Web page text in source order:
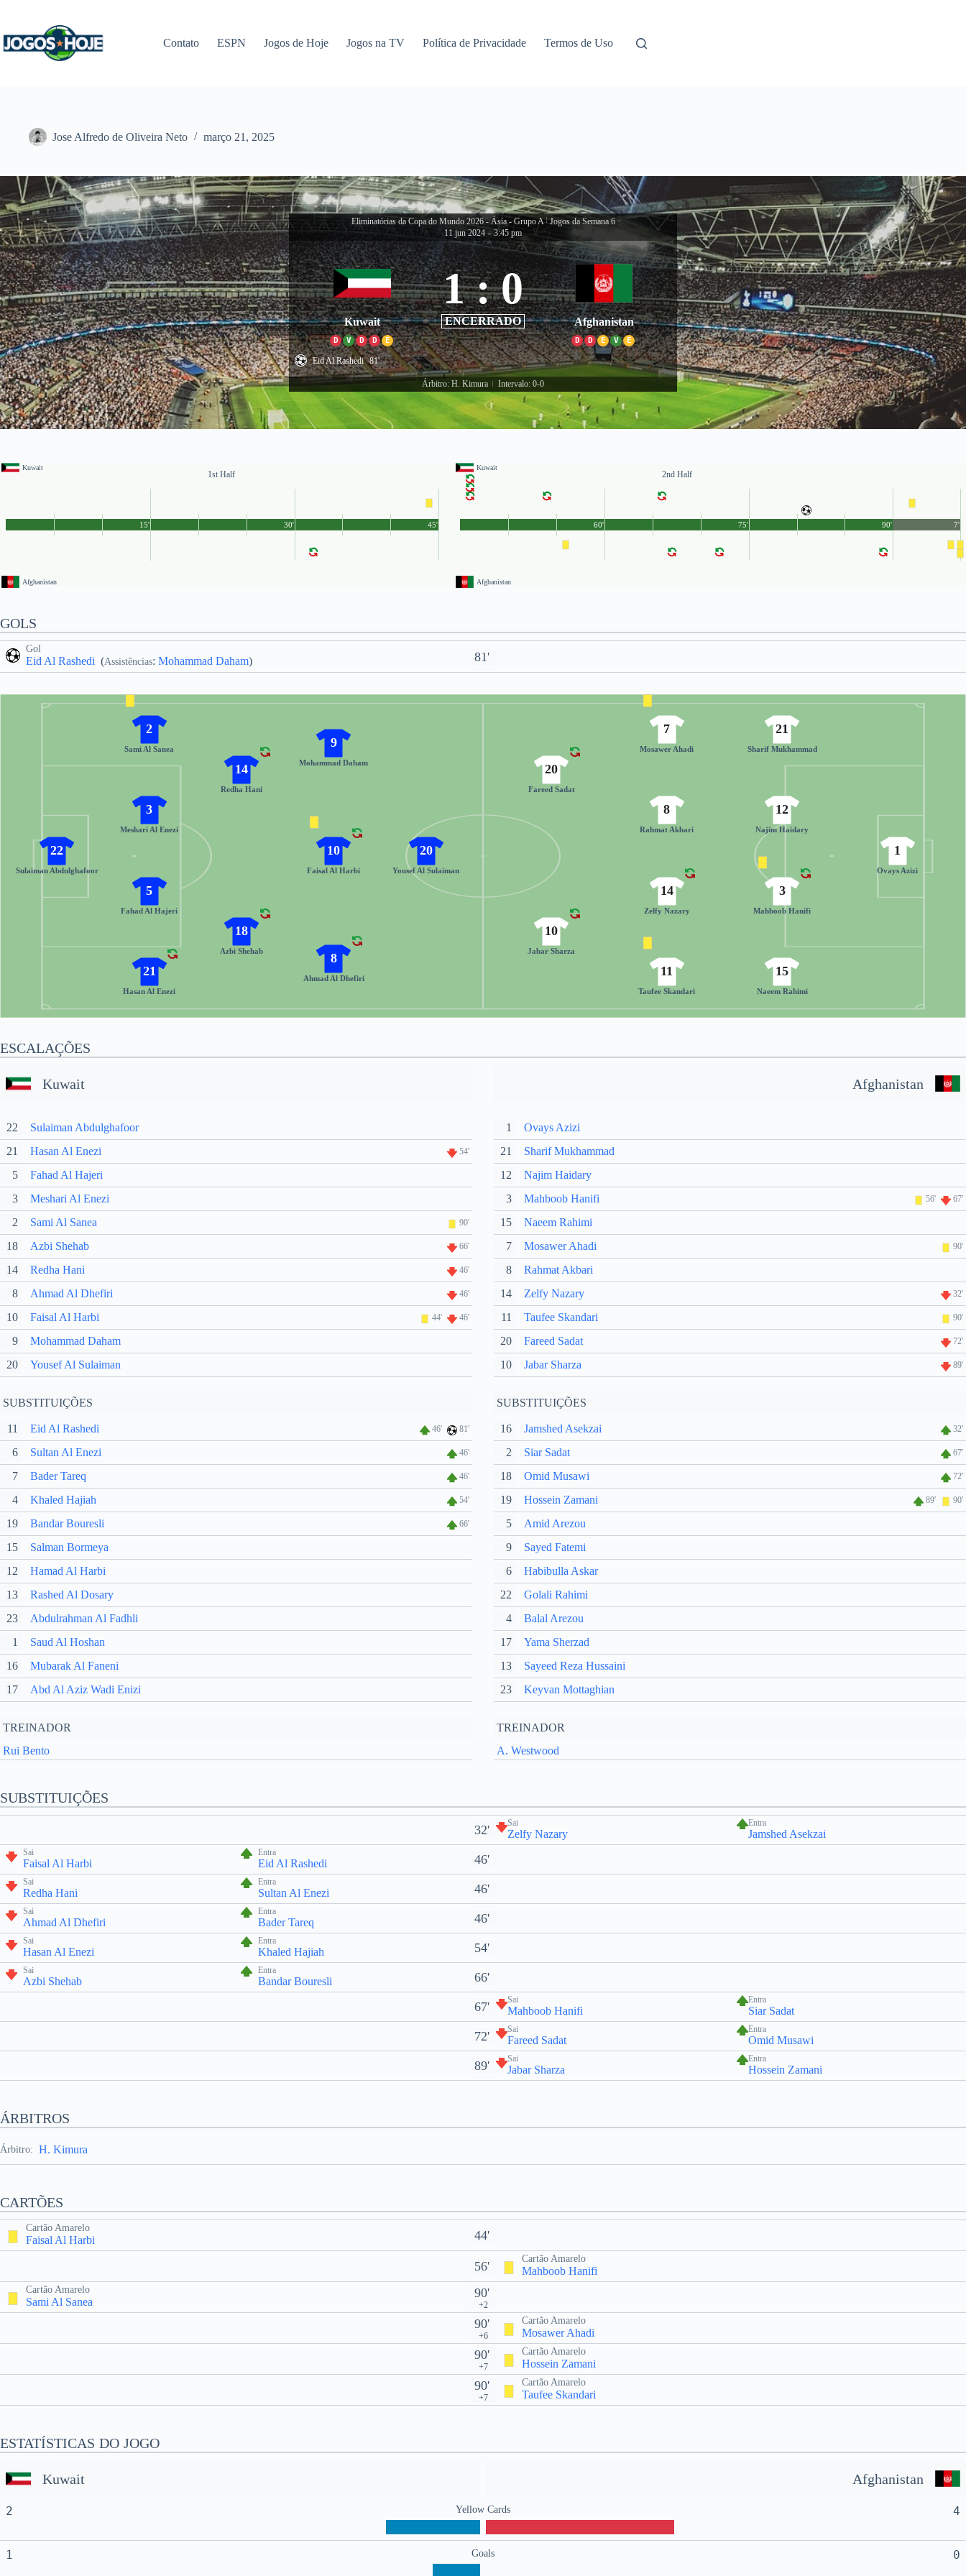
conteúdo
Contato ESPN Jogos de Hoje Jogos na TV Política de Privacidade Termos de Uso
Jose Alfredo de Oliveira Neto março 21, 2025
Eliminatórias da Copa do Mundo 2026 - Ásia - Grupo A | Jogos da Semana 6
11 jun 2024 - 3:45 pm
Kuwait
D V D D E
1 : 0
ENCERRADO Afghanistan
D D E V E
Eid Al Rashedi 81'
Árbitro: H. Kimura Intervalo: 0-0
Kuwait
1st Half
Afghanistan
45'
15' 30'
Kuwait
2nd Half
Afghanistan
90'
60' 75' 7'
GOLS
Gol
Eid Al Rashedi (Assistências: Mohammad Daham) 81'
22
Sulaiman Abdulghafoor
2
Sami Al Sanea
3
Meshari Al Enezi
5
Fahad Al Hajeri
21
Hasan Al Enezi
14
Redha Hani
18
Azbi Shehab
9
Mohammad Daham
10
Faisal Al Harbi
8
Ahmad Al Dhefiri
20
Yousef Al Sulaiman
1
Ovays Azizi
15
Naeem Rahimi
3
Mahboob Hanifi
12
Najim Haidary
21
Sharif Mukhammad
11
Taufee Skandari
14
Zelfy Nazary
8
Rahmat Akbari
7
Mosawer Ahadi
10
Jabar Sharza
20
Fareed Sadat
ESCALAÇÕES
Kuwait
22
Sulaiman Abdulghafoor
21
Hasan Al Enezi 54'
5
Fahad Al Hajeri
3
Meshari Al Enezi
2
Sami Al Sanea 90'
18 Azbi Shehab 66'
14 Redha Hani 46'
8 Ahmad Al Dhefiri 46'
10 Faisal Al Harbi 44' 46'
9
Mohammad Daham
20
Yousef Al Sulaiman
SUBSTITUIÇÕES
11 Eid Al Rashedi 46' 81'
6 Sultan Al Enezi 46'
7 Bader Tareq 46'
4 Khaled Hajiah 54'
19 Bandar Bouresli 66'
15
Salman Bormeya
12
Hamad Al Harbi
13
Rashed Al Dosary
23
Abdulrahman Al Fadhli
1
Saud Al Hoshan
16
Mubarak Al Faneni
17
Abd Al Aziz Wadi Enizi
TREINADOR
Rui Bento
Afghanistan
1
Ovays Azizi
21
Sharif Mukhammad
12
Najim Haidary
3
Mahboob Hanifi 56' 67'
15
Naeem Rahimi
7
Mosawer Ahadi 90'
8
Rahmat Akbari
14
Zelfy Nazary 32'
11 Taufee Skandari 90'
20 Fareed Sadat 72'
10 Jabar Sharza 89'
SUBSTITUIÇÕES
16 Jamshed Asekzai 32'
2 Siar Sadat 67'
18 Omid Musawi 72'
19 Hossein Zamani 89' 90'
5
Amid Arezou
9
Sayed Fatemi
6
Habibulla Askar
22
Golali Rahimi
4
Balal Arezou
17
Yama Sherzad
13
Sayeed Reza Hussaini
23
Keyvan Mottaghian
TREINADOR
A. Westwood
SUBSTITUIÇÕES
32' Sai
Zelfy Nazary
Entra
Jamshed Asekzai
Sai
Faisal Al Harbi
Entra
Eid Al Rashedi 46'
Sai
Redha Hani
Entra
Sultan Al Enezi 46'
Sai
Ahmad Al Dhefiri
Entra
Bader Tareq 46'
Sai
Hasan Al Enezi
Entra
Khaled Hajiah 54'
Sai
Azbi Shehab
Entra
Bandar Bouresli 66'
67' Sai
Mahboob Hanifi
Entra
Siar Sadat
72' Sai
Fareed Sadat
Entra
Omid Musawi
89' Sai
Jabar Sharza
Entra
Hossein Zamani
ÁRBITROS
Árbitro: H. Kimura
CARTÕES
Cartão Amarelo
Faisal Al Harbi 44'
56'
Cartão Amarelo
Mahboob Hanifi
Cartão Amarelo
Sami Al Sanea
90'
+2
90'
+6
Cartão Amarelo
Mosawer Ahadi
90'
+7
Cartão Amarelo
Hossein Zamani
90'
+7
Cartão Amarelo
Taufee Skandari
ESTATÍSTICAS DO JOGO
Kuwait Afghanistan
2 Yellow Cards 4
1 Goals 0